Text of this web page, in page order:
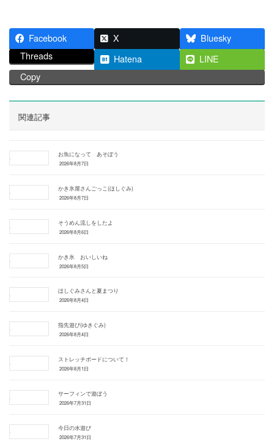
Facebook X
Bluesky
Threads
Hatena
LINE
Copy
関連記事
お魚になって あそぼう
2026年8月7日
かき氷屋さんごっこ(ほしぐみ)
2026年8月7日
そうめん流しをしたよ
2026年8月6日
かき氷 おいしいね
2026年8月5日
ほしぐみさんと夏まつり
2026年8月4日
指先遊び(ゆきぐみ)
2026年8月4日
ストレッチボードについて！
2026年8月1日
サーフィンで遊ぼう
2026年7月31日
今日の水遊び
2026年7月31日